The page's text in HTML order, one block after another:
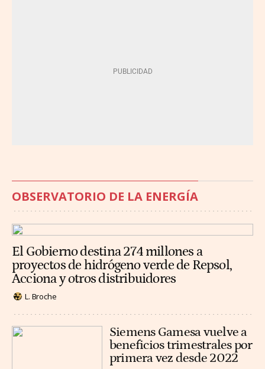
OBSERVATORIO DE LA ENERGÍA
El Gobierno destina 274 millones a
proyectos de hidrógeno verde de Repsol,
Acciona y otros distribuidores
L. Broche
Siemens Gamesa vuelve a
beneficios trimestrales por
primera vez desde 2022